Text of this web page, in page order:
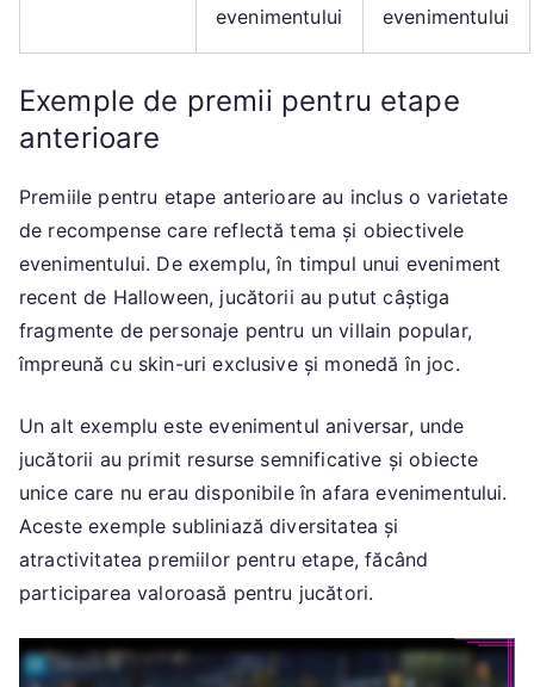
evenimentului evenimentului
Exemple de premii pentru etape
anterioare
Premiile pentru etape anterioare au inclus o varietate
de recompense care reflectă tema și obiectivele
evenimentului. De exemplu, în timpul unui eveniment
recent de Halloween, jucătorii au putut câștiga
fragmente de personaje pentru un villain popular,
împreună cu skin-uri exclusive și monedă în joc.
Un alt exemplu este evenimentul aniversar, unde
jucătorii au primit resurse semnificative și obiecte
unice care nu erau disponibile în afara evenimentului.
Aceste exemple subliniază diversitatea și
atractivitatea premiilor pentru etape, făcând
participarea valoroasă pentru jucători.